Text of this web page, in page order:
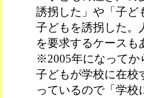
誘拐した」や「子ど
子どもを誘拐した。
を要求するケース
※2005年になってか
子どもが学校に在校
っているので「学